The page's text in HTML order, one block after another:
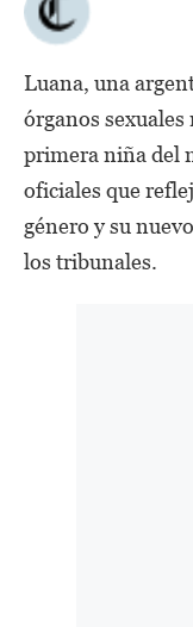
Luana, una
órganos
primera niña del
oficiales que
género y su
los tribunales.